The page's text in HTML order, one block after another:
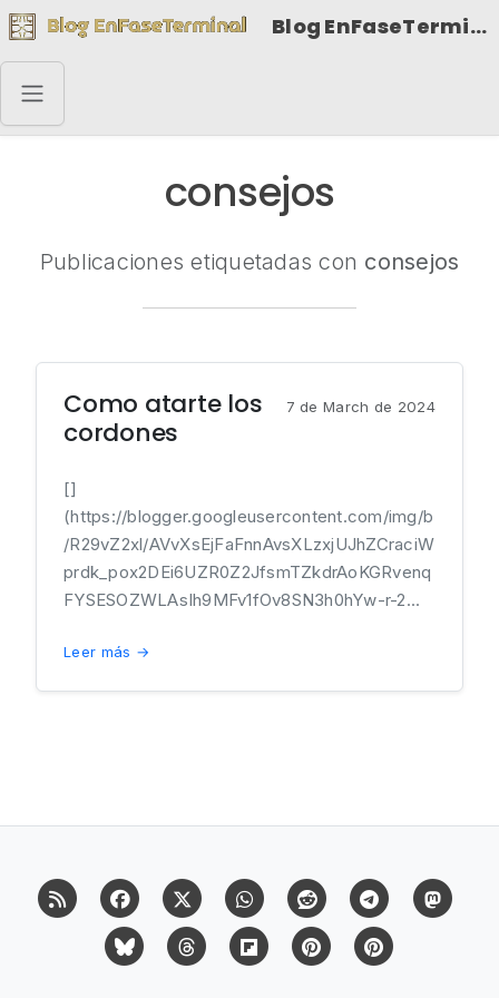
Blog EnFaseTerminal
consejos
Publicaciones etiquetadas con consejos
Como atarte los
cordones
7 de March de 2024
[]
(https://blogger.googleusercontent.com/img/b
/R29vZ2xl/AVvXsEjFaFnnAvsXLzxjUJhZCraciW
prdk_pox2DEi6UZR0Z2JfsmTZkdrAoKGRvenq
FYSESOZWLAsIh9MFv1fOv8SN3h0hYw-r-2...
Leer más →
RSS FacebookX (Twitter)Whatsapp Reddit Telegram
Bluesky Threads Flipboard Pinterest